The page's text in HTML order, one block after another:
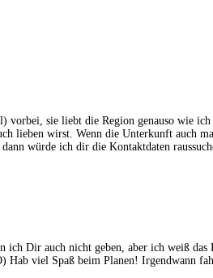
sie liebt die Region genauso wie
lieben wirst. Wenn die Unterkunft auch
würde ich dir die Kontaktdaten
Dir auch nicht geben, aber ich weiß
viel Spaß beim Planen! Irgendwann